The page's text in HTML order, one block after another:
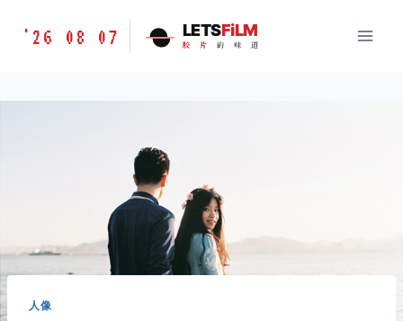
胶
味
'26 08 07 LETSFiLM
胶 片 的 味 道
人像